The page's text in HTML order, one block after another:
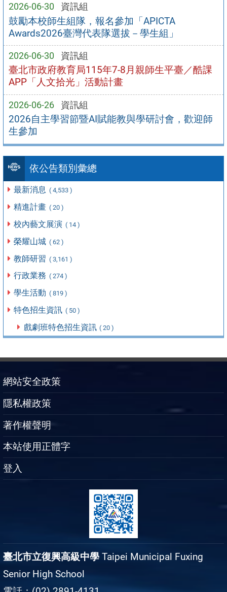
2026-06-30 資訊組
鼓勵本校師生組隊，報名參加「APICTA
Awards2026臺灣代表隊選拔－學生組」
2026-06-30 資訊組
臺北市政府教育局115年7-8月親師生平臺／酷課
APP「人文拾光」活動計畫
2026-06-26 資訊組
2026自主學習節暨AI賦能教與學研討會，歡迎師
生參加
依公告類別彙總
最新消息 ( 4,533 )
精進計畫 ( 20 )
校內藝文展演 ( 14 )
榮耀山城 ( 62 )
教師研習 ( 3,161 )
行政業務 ( 274 )
學生活動 ( 819 )
特色招生資訊 ( 50 )
戲劇班特色招生資訊 ( 20 )
網站安全政策
隱私權政策
著作權聲明
本站使用正體字
登入
臺北市立復興高級中學 Taipei Municipal Fuxing
Senior High School